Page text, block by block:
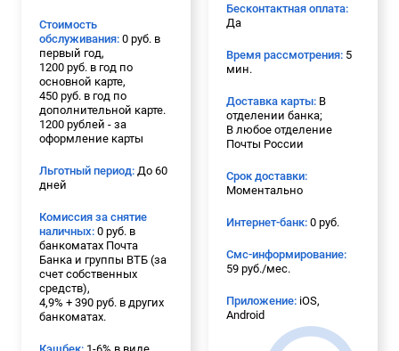
Стоимость
обслуживания: 0 руб. в
первый год,
1200 руб. в год по
основной карте,
450 руб. в год по
дополнительной карте.
1200 рублей - за
оформление карты
Льготный период: До 60
дней
Комиссия за снятие
наличных: 0 руб. в
банкоматах Почта
Банка и группы ВТБ (за
счет собственных
средств),
4,9% + 390 руб. в других
банкоматах.
Бесконтактная оплата:
Да
Время рассмотрения: 5
мин.
Доставка карты: В
отделении банка;
В любое отделение
Почты России
Срок доставки:
Моментально
Интернет-банк: 0 руб.
Смс-информирование:
59 руб./мес.
Приложение: iOS,
Android